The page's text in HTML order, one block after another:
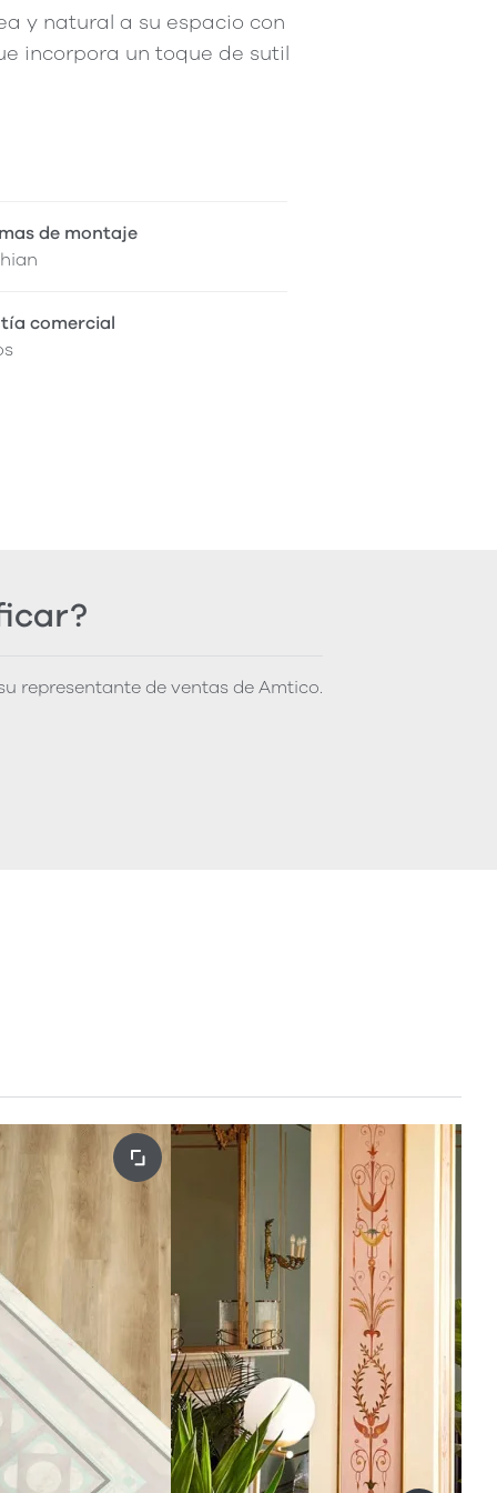
y natural a su espacio con
incorpora un toque de sutil
de montaje
comercial
representante de ventas de Amtico.